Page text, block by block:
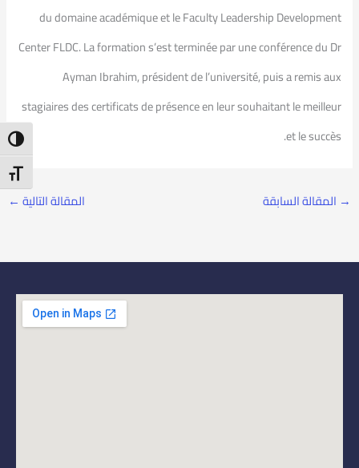
du domaine académique et le Faculty Leadership Development
Center FLDC. La formation s’est terminée par une conférence du Dr
Ayman Ibrahim, président de l’université, puis a remis aux
stagiaires des certificats de présence en leur souhaitant le meilleur
et le succès.
→ المقالة السابقة المقالة التالية ←